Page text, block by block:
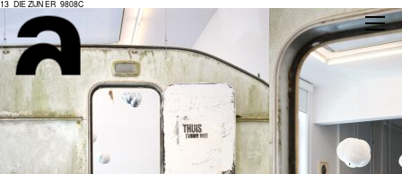
13_DIE ZIJN ER_9808C